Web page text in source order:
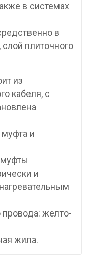
в системах
в
плиточного
из
кабеля, с
и
и
провода: желто-
жила.